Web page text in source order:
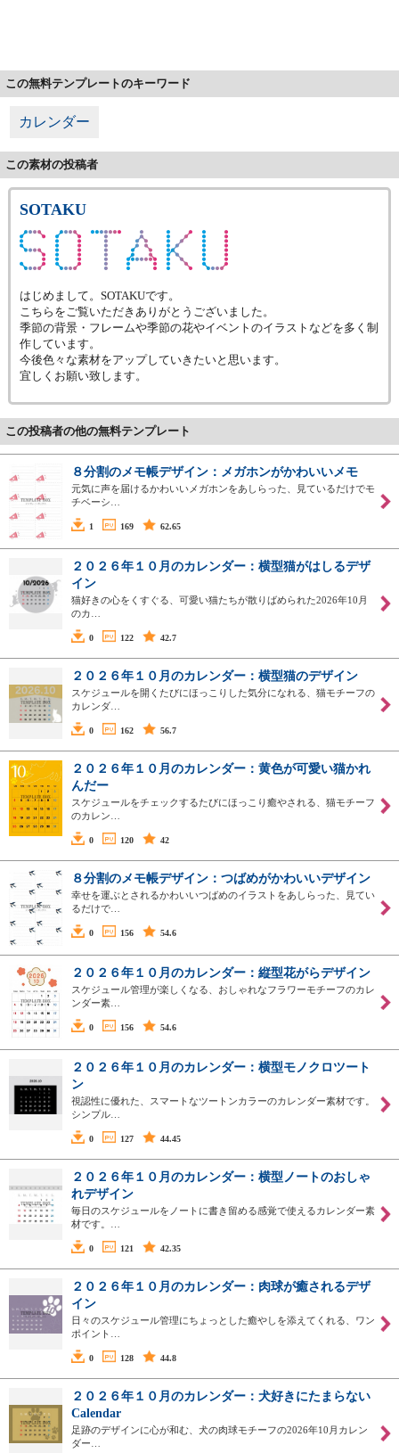
この無料テンプレートのキーワード
カレンダー
この素材の投稿者
SOTAKU
はじめまして。SOTAKUです。
こちらをご覧いただきありがとうございました。
季節の背景・フレームや季節の花やイベントのイラストなどを多く制
作しています。
今後色々な素材をアップしていきたいと思います。
宜しくお願い致します。
この投稿者の他の無料テンプレート
８分割のメモ帳デザイン：メガホンがかわいいメモ
元気に声を届けるかわいいメガホンをあしらった、見ているだけでモ
チベーシ…
1 169 62.65
２０２６年１０月のカレンダー：横型猫がはしるデザ
イン
猫好きの心をくすぐる、可愛い猫たちが散りばめられた2026年10月
のカ…
0 122 42.7
２０２６年１０月のカレンダー：横型猫のデザイン
スケジュールを開くたびにほっこりした気分になれる、猫モチーフの
カレンダ…
0 162 56.7
２０２６年１０月のカレンダー：黄色が可愛い猫かれ
んだー
スケジュールをチェックするたびにほっこり癒やされる、猫モチーフ
のカレン…
0 120 42
８分割のメモ帳デザイン：つばめがかわいいデザイン
幸せを運ぶとされるかわいいつばめのイラストをあしらった、見てい
るだけで…
0 156 54.6
２０２６年１０月のカレンダー：縦型花がらデザイン
スケジュール管理が楽しくなる、おしゃれなフラワーモチーフのカレ
ンダー素…
0 156 54.6
２０２６年１０月のカレンダー：横型モノクロツート
ン
視認性に優れた、スマートなツートンカラーのカレンダー素材です。
シンプル…
0 127 44.45
２０２６年１０月のカレンダー：横型ノートのおしゃ
れデザイン
毎日のスケジュールをノートに書き留める感覚で使えるカレンダー素
材です。…
0 121 42.35
２０２６年１０月のカレンダー：肉球が癒されるデザ
イン
日々のスケジュール管理にちょっとした癒やしを添えてくれる、ワン
ポイント…
0 128 44.8
２０２６年１０月のカレンダー：犬好きにたまらない
Calendar
足跡のデザインに心が和む、犬の肉球モチーフの2026年10月カレン
ダー…